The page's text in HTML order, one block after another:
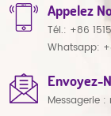
Appelez
Tél.: +86
Whatsapp:
Envoyez-
Messagerie :